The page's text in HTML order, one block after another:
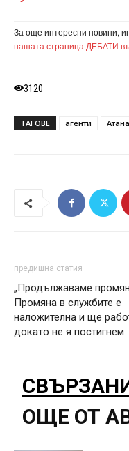
За още интересни новини,
нашата страница ДЕБАТИ
3120
ТАГОВЕ агенти
предишна статия
„Продължаваме
Промяна в службите е
наложителна и ще
докато не я постигнем
ОЩЕ ОТ